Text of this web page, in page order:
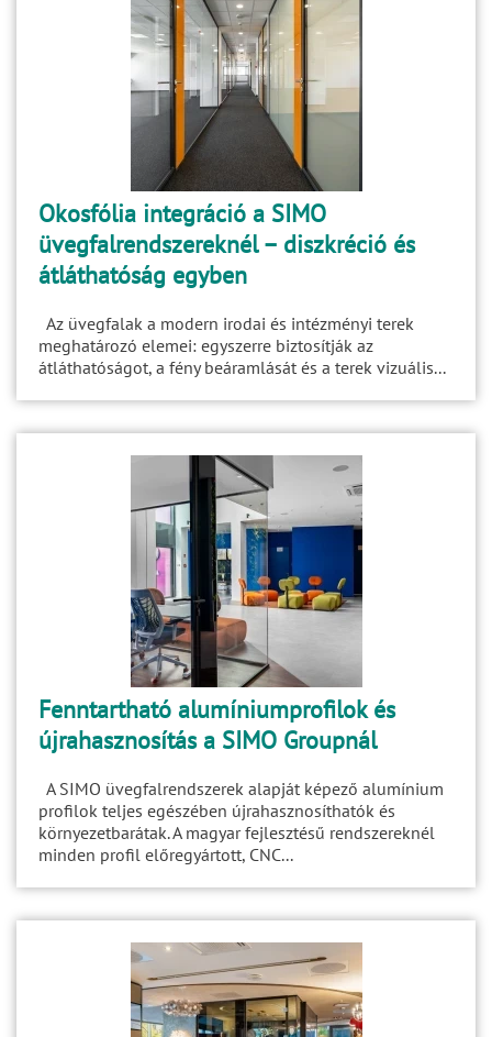
Okosfólia integráció a SIMO
üvegfalrendszereknél – diszkréció és
átláthatóság egyben
Az üvegfalak a modern irodai és intézményi terek
meghatározó elemei: egyszerre biztosítják az
átláthatóságot, a fény beáramlását és a terek vizuális...
Fenntartható alumíniumprofilok és
újrahasznosítás a SIMO Groupnál
A SIMO üvegfalrendszerek alapját képező alumínium
profilok teljes egészében újrahasznosíthatók és
környezetbarátak. A magyar fejlesztésű rendszereknél
minden profil előregyártott, CNC...